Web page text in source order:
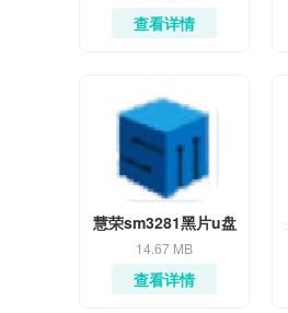
查看详情
慧荣sm3281黑片u盘
量产工具
14.67 MB
查看详情